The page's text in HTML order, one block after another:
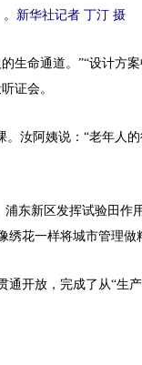
。新华社记者 丁汀 摄
命通道。”“设计方案
证会。
汝阿姨说：“老年人
东新区发挥试验田作
花一样将城市管理做
放，完成了从“生产